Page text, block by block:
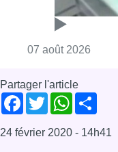
07 août 2026
Partager l'article
Facebook
TwitterWhatsApp
24 février 2020 - 14h41